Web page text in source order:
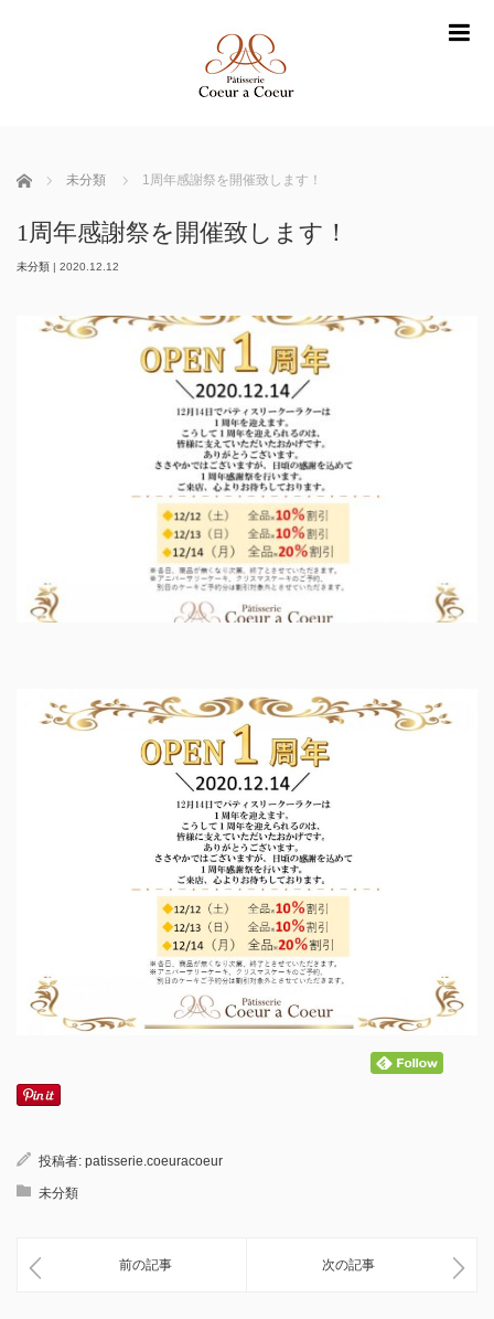
ホーム 未分類 1周年感謝祭を開催致します！
1周年感謝祭を開催致します！
未分類 | 2020.12.12
投稿者: patisserie.coeuracoeur
未分類
前の記事 次の記事